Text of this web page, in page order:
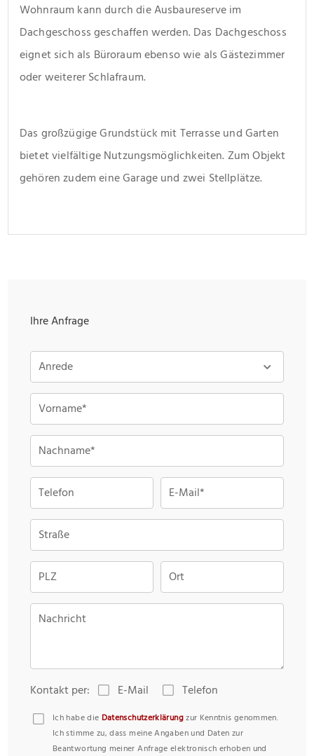
Wohnraum kann durch die Ausbaureserve im
Dachgeschoss geschaffen werden. Das Dachgeschoss
eignet sich als Büroraum ebenso wie als Gästezimmer
oder weiterer Schlafraum.
Das großzügige Grundstück mit Terrasse und Garten
bietet vielfältige Nutzungsmöglichkeiten. Zum Objekt
gehören zudem eine Garage und zwei Stellplätze.
Ihre Anfrage
Anrede
Vorname*
Nachname*
Telefon E-Mail*
Straße
PLZ Ort
Nachricht
Kontakt per: E-Mail Telefon
Ich habe die Datenschutzerklärungzur Kenntnis genommen.
Ich stimme zu, dass meine Angaben und Daten zur
Beantwortung meiner Anfrage elektronisch erhoben und